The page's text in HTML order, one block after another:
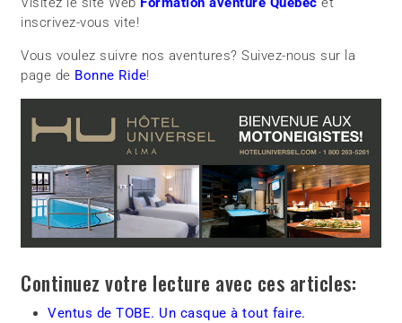
inscrivez-vous vite!
Vous voulez suivre nos aventures? Suivez-nous sur la
page de Bonne Ride!
Continuez votre lecture avec ces articles:
Ventus de TOBE. Un casque à tout faire.